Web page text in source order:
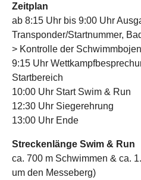
Zeitplan
ab 8:15 Uhr bis 9:00 Uhr
Transponder/Startnummer,
> Kontrolle der
9:15 Uhr
Startbereich
10:00 Uhr Start Swim & Run
12:30 Uhr Siegerehrung
13:00 Uhr Ende
Streckenlänge Swim & Run
ca. 700 m Schwimmen & ca.
um den Messeberg)